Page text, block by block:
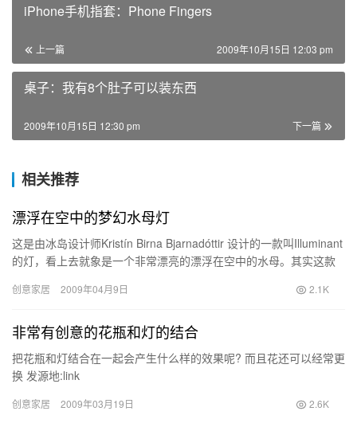
iPhone手机指套：Phone Fingers
上一篇 2009年10月15日 12:03 pm
桌子：我有8个肚子可以装东西
下一篇
2009年10月15日 12:30 pm
相关推荐
漂浮在空中的梦幻水母灯
这是由冰岛设计师Kristín Birna Bjarnadóttir 设计的一款叫Illuminant
的灯，看上去就象是一个非常漂亮的漂浮在空中的水母。其实这款
创意家居 2009年04月9日 2.1K
非常有创意的花瓶和灯的结合
把花瓶和灯结合在一起会产生什么样的效果呢? 而且花还可以经常更
换 发源地:link
创意家居 2009年03月19日 2.6K